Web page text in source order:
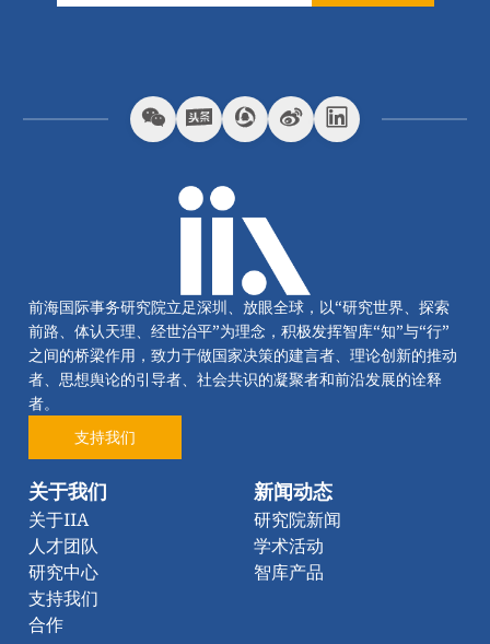
前海国际事务研究院立足深圳、放眼全球，以“研究世界、探索
前路、体认天理、经世治平”为理念，积极发挥智库“知”与“行”
之间的桥梁作用，致力于做国家决策的建言者、理论创新的推动
者、思想舆论的引导者、社会共识的凝聚者和前沿发展的诠释
者。
支持我们
关于我们
关于IIA
人才团队
研究中心
支持我们
合作
新闻动态
研究院新闻
学术活动
智库产品